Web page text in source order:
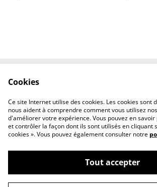
d'Utilisation
Politique de cookies
A
©2026Atelier Marie Corrieu
Cookies
Ce site Internet utilise des cookies. Les cookies sont
nous aident à comprendre comment vous utilisez
d'améliorer votre expérience. Vous pouvez en savoir
et contrôler la façon dont ils sont utilisés en cliquant
cookies ». Vous pouvez également consulter notre
Tout accepter